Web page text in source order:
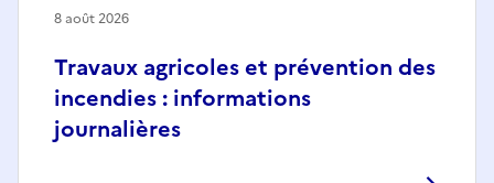
Travaux agricoles et prévention des
incendies : informations
journalières
8 août 2026